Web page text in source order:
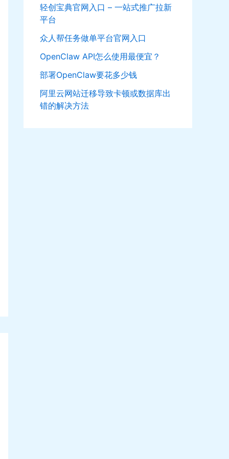
轻创宝典官网入口 – 一站式推广拉新
平台
众人帮任务做单平台官网入口
OpenClaw API怎么使用最便宜？
部署OpenClaw要花多少钱
阿里云网站迁移导致卡顿或数据库出
错的解决方法